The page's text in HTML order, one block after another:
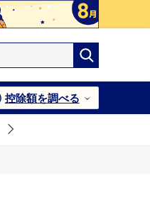
控除額を調べる